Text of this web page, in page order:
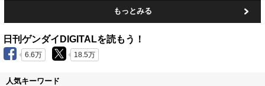
もっとみる
日刊ゲンダイDIGITALを読もう！
6.6万 18.5万
人気キーワード